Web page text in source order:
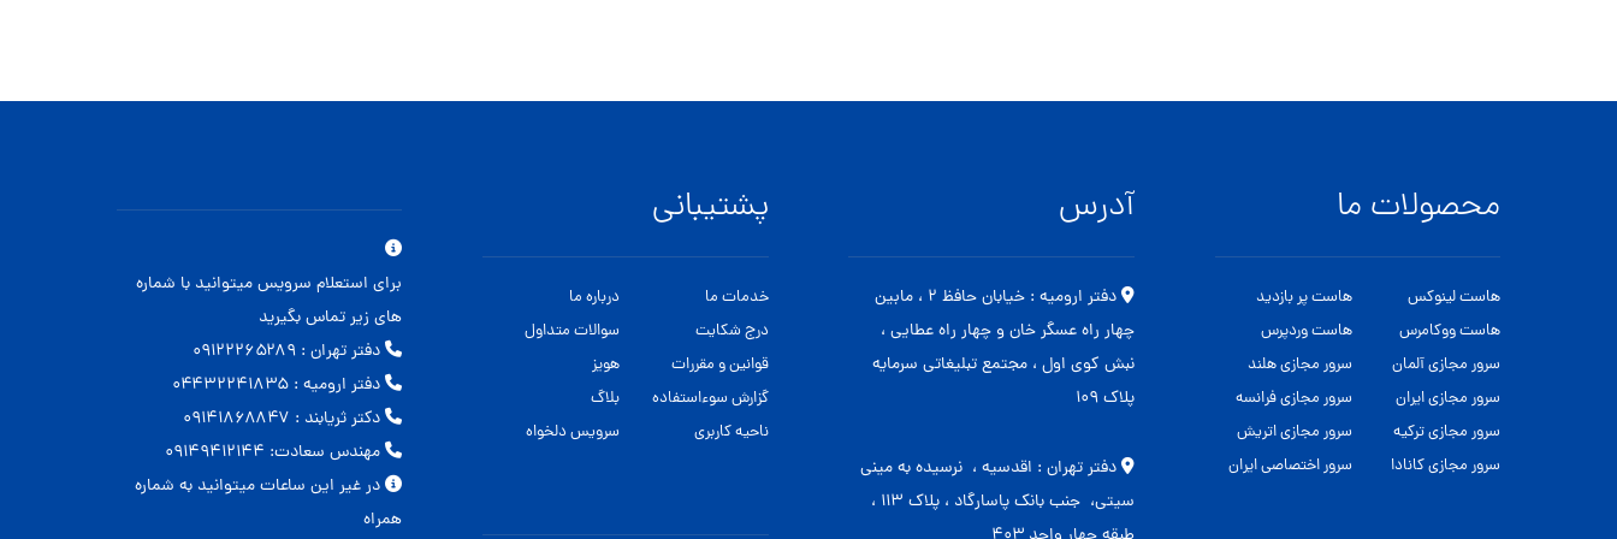
محصولات ما
هاست لینوکس
هاست پر بازدید
هاست ووکامرس
هاست وردپرس
سرور مجازی آلمان
سرور مجازی هلند
سرور مجازی ایران
سرور مجازی فرانسه
سرور مجازی ترکیه
سرور مجازی اتریش
سرور مجازی کانادا
سرور اختصاصی ایران
آدرس
دفتر ارومیه : خیابان حافظ ۲ ، مابین
چهار راه عسگر خان و چهار راه عطایی ،
نبش کوی اول ، مجتمع تبلیغاتی سرمایه
پلاک ۱۰۹
دفتر تهران : اقدسیه ، نرسیده به مینی
سیتی، جنب بانک پاسارگاد ، پلاک ۱۱۳ ،
پشتیبانی
خدمات ما
درباره ما
درج شکایت
سوالات متداول
قوانین و مقررات
هویز
گزارش سوءاستفاده
بلاگ
ناحیه کاربری
سرویس دلخواه
برای استعلام سرویس میتوانید با شماره
های زیر تماس بگیرید
دفتر تهران : ۰۹۱۲۲۲۶۵۲۸۹
دفتر ارومیه : ۰۴۴۳۲۲۴۱۸۳۵
دکتر ثریابند : ۰۹۱۴۱۸۶۸۸۴۷
مهندس سعادت: ۰۹۱۴۹۴۱۲۱۴۴
در غیر این ساعات میتوانید به شماره
همراه